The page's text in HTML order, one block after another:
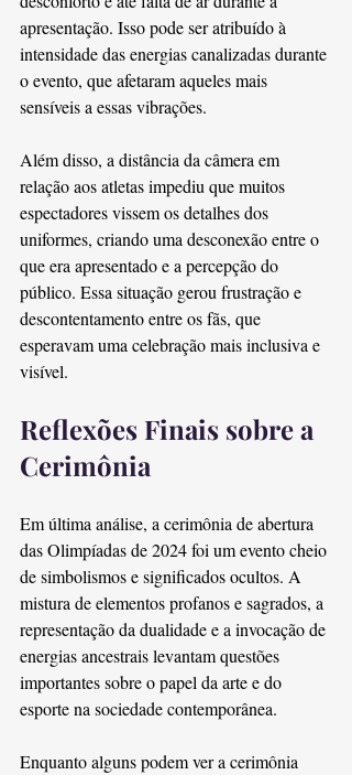
apresentação. Isso pode ser atribuído à
intensidade das energias canalizadas durante
o evento, que afetaram aqueles mais
sensíveis a essas vibrações.
Além disso, a distância da câmera em
relação aos atletas impediu que muitos
espectadores vissem os detalhes dos
uniformes, criando uma desconexão entre o
que era apresentado e a percepção do
público. Essa situação gerou frustração e
descontentamento entre os fãs, que
esperavam uma celebração mais inclusiva e
visível.
Reflexões Finais sobre a
Cerimônia
Em última análise, a cerimônia de abertura
das Olimpíadas de 2024 foi um evento cheio
de simbolismos e significados ocultos. A
mistura de elementos profanos e sagrados, a
representação da dualidade e a invocação de
energias ancestrais levantam questões
importantes sobre o papel da arte e do
esporte na sociedade contemporânea.
Enquanto alguns podem ver a cerimônia